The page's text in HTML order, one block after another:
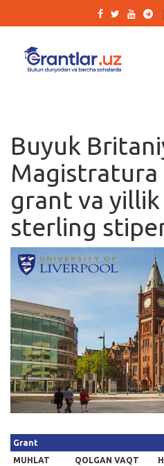
Ishlar
Kurslar
Blog
Yana
Qidirish
Kirish
Buyuk
grant va
sterling
Grant
MUHLAT
QOLGAN VAQT